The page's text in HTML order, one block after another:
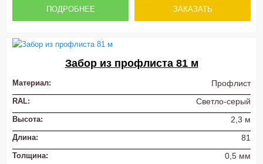
ПОДРОБНЕЕ ЗАКАЗАТЬ
Забор из профлиста 81 м
Материал: Профлист
RAL: Светло-серый
Высота: 2,3 м
Длина: 81
Толщина: 0,5 мм